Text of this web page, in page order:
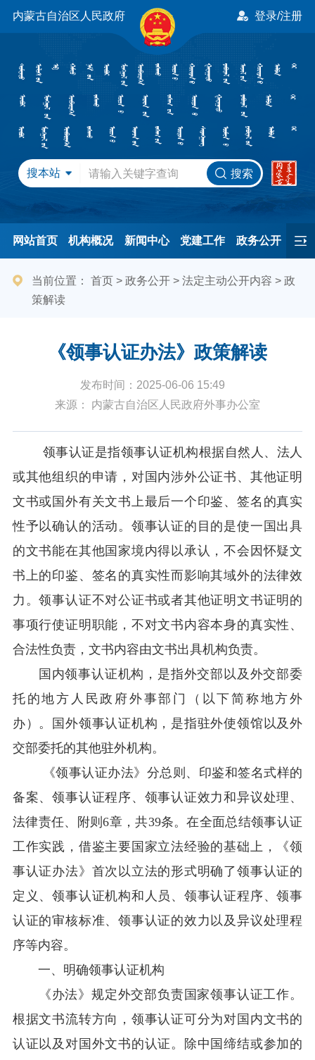
内蒙古自治区人民政府 登录/注册
搜本站 搜索
网站首页 机构概况 新闻中心 党建工作 政务公开
办事服务 民间友好 港澳事务 互动交流 专题专栏
当前位置： 首页> 政务公开> 法定主动公开内容 > 政
策解读
《领事认证办法》政策解读
发布时间：2025-06-06 15:49
来源： 内蒙古自治区人民政府外事办公室
领事认证是指领事认证机构根据自然人、法人
或其他组织的申请，对国内涉外公证书、其他证明
文书或国外有关文书上最后一个印鉴、签名的真实
性予以确认的活动。领事认证的目的是使一国出具
的文书能在其他国家境内得以承认，不会因怀疑文
书上的印鉴、签名的真实性而影响其域外的法律效
力。领事认证不对公证书或者其他证明文书证明的
事项行使证明职能，不对文书内容本身的真实性、
合法性负责，文书内容由文书出具机构负责。
国内领事认证机构，是指外交部以及外交部委
托的地方人民政府外事部门（以下简称地方外
办）。国外领事认证机构，是指驻外使领馆以及外
交部委托的其他驻外机构。
《领事认证办法》分总则、印鉴和签名式样的
备案、领事认证程序、领事认证效力和异议处理、
法律责任、附则6章，共39条。在全面总结领事认证
工作实践，借鉴主要国家立法经验的基础上，《领
事认证办法》首次以立法的形式明确了领事认证的
定义、领事认证机构和人员、领事认证程序、领事
认证的审核标准、领事认证的效力以及异议处理程
序等内容。
一、明确领事认证机构
《办法》规定外交部负责国家领事认证工作。
根据文书流转方向，领事认证可分为对国内文书的
认证以及对国外文书的认证。除中国缔结或参加的